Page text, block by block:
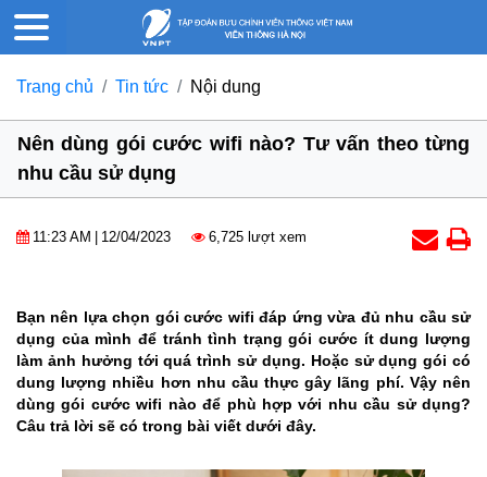
Trang chủ Tin tức Nội dung
Nên dùng gói cước wifi nào? Tư vấn theo từng
nhu cầu sử dụng
11:23 AM 12/04/2023 6,725 lượt xem
Bạn nên lựa chọn gói cước wifi đáp ứng vừa đủ nhu cầu sử
dụng của mình để tránh tình trạng gói cước ít dung lượng
làm ảnh hưởng tới quá trình sử dụng. Hoặc sử dụng gói có
dung lượng nhiều hơn nhu cầu thực gây lãng phí. Vậy nên
dùng gói cước wifi nào để phù hợp với nhu cầu sử dụng?
Câu trả lời sẽ có trong bài viết dưới đây.